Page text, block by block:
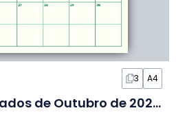
3 A4
Calendário de Feriados de Outubro de 2027 em Slides